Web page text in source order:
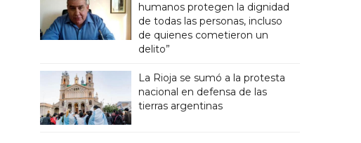
humanos protegen la dignidad
de todas las personas, incluso
de quienes cometieron un
delito”
La Rioja se sumó a la protesta
nacional en defensa de las
tierras argentinas